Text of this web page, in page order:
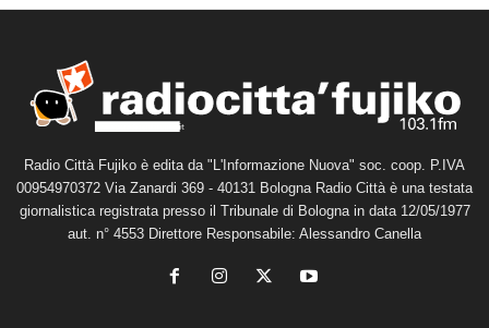
Radio Città Fujiko è edita da "L'Informazione Nuova" soc. coop. P.IVA
00954970372 Via Zanardi 369 - 40131 Bologna Radio Città è una testata
giornalistica registrata presso il Tribunale di Bologna in data 12/05/1977
aut. n° 4553 Direttore Responsabile: Alessandro Canella